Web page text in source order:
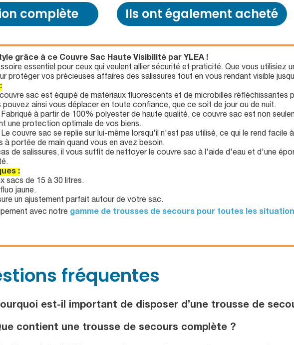
complète Ils ont également acheté
grâce à ce Couvre Sac Haute Visibilité par YLEA !
essentiel pour ceux qui veulent allier sécurité et praticité. Que vous utilisiez
protéger vos précieuses affaires des salissures tout en vous rendant visible
sac est équipé de matériaux fluorescents et de microbilles réfléchissantes
pouvez ainsi vous déplacer en toute confiance, que ce soit de jour ou de nuit.
Fabriqué à partir de 100% polyester de haute qualité, ce couvre sac est non
une protection optimale de vos biens.
Le couvre sac se replie sur lui-même lorsqu'il n'est pas utilisé, ce qui le rend facile
à portée de main quand vous en avez besoin.
de salissures, il vous suffit de nettoyer le couvre sac à l'aide d'eau et d'une
:
sacs de 15 à 30 litres.
jaune.
un ajustement parfait autour de votre sac.
avec notre gamme de trousses de secours pour toutes les
fréquentes
est-il important de disposer d’une trousse de
contient une trousse de secours complète ?